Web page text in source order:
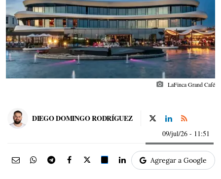
photo_camera LaFinca Grand Café
DIEGO DOMINGO RODRÍGUEZ
09/jul/26 - 11:51
Agregar a Google